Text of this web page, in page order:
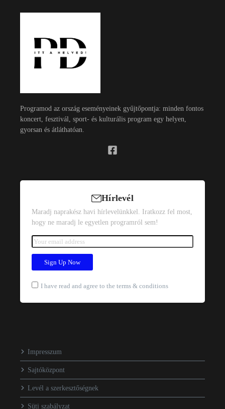
Programod az ország eseményeinek gyűjtőpontja: minden fontos
koncert, fesztivál, sport- és kulturális program egy helyen,
gyorsan és átláthatóan.
Hírlevél
Maradj naprakész havi hírlevelünkkel. Iratkozz fel most,
hogy ne maradj le egyetlen programról sem!
I have read and agree to the terms & conditions
Impresszum
Sajtóközpont
Levél a szerkesztőségnek
Süti szabályzat